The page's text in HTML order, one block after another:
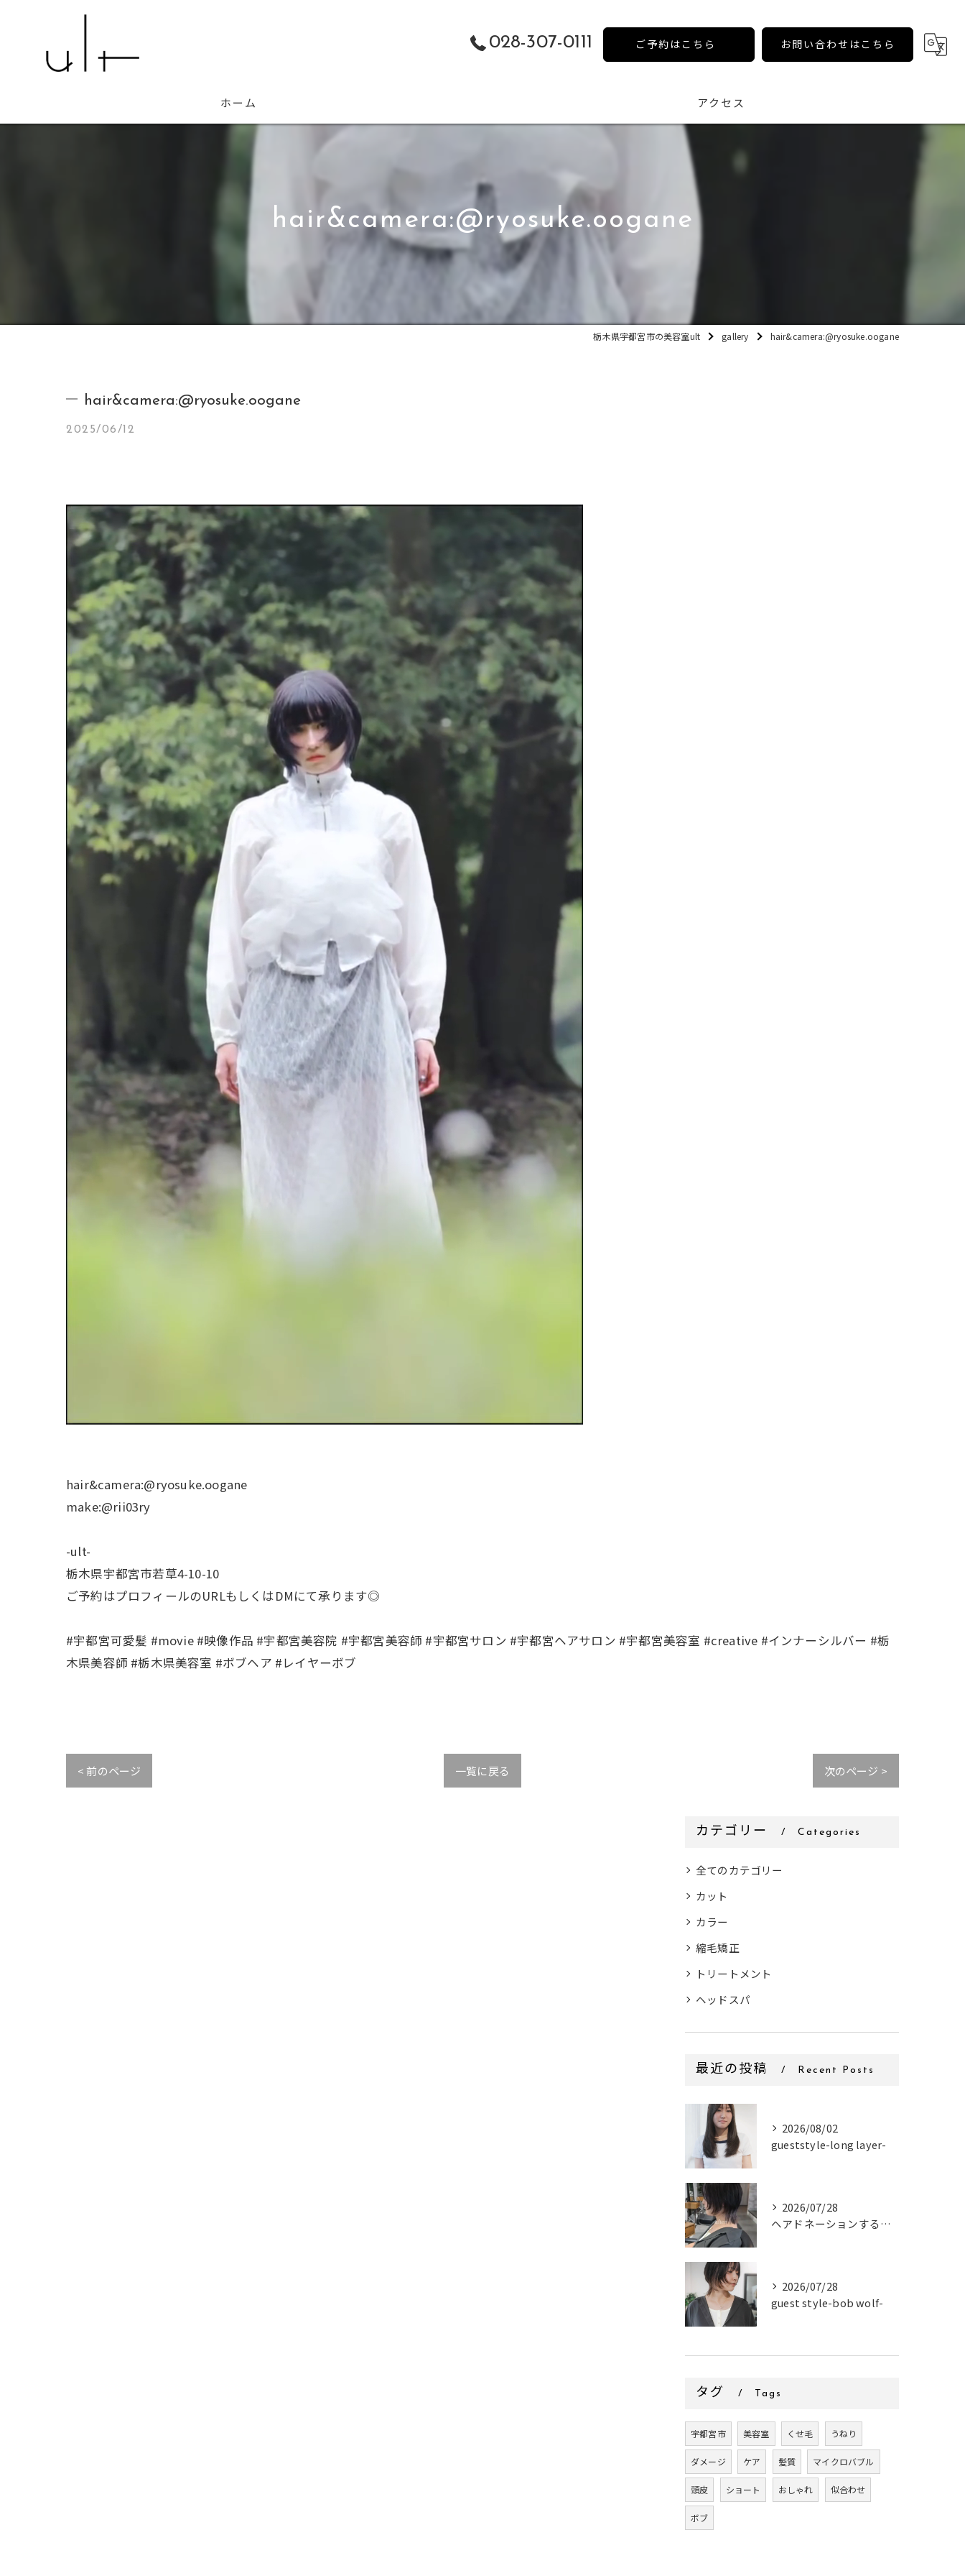
028-307-0111 ご予約はこちら お問い合わせはこちら
ホーム アクセス
hair&camera:@ryosuke.oogane
栃木県宇都宮市の美容室ult gallery hair&camera:@ryosuke.oogane
hair&camera:@ryosuke.oogane
2025/06/12
hair&camera:@ryosuke.oogane
make:@rii03ry
-ult-
栃木県宇都宮市若草4-10-10
ご予約はプロフィールのURLもしくはDMにて承ります◎
#宇都宮可愛髪 #movie #映像作品 #宇都宮美容院 #宇都宮美容師 #宇都宮サロン #宇都宮ヘアサロン #宇都宮美容室 #creative #インナーシルバー #栃
木県美容師 #栃木県美容室 #ボブヘア #レイヤーボブ
< 前のページ 一覧に戻る 次のページ >
カテゴリー Categories
全てのカテゴリー
カット
カラー
縮毛矯正
トリートメント
ヘッドスパ
最近の投稿 Recent Posts
2026/08/02
gueststyle-long layer-
2026/07/28
ヘアドネーションするお客様✂
2026/07/28
guest style-bob wolf-
タグ Tags
宇都宮市 美容室 くせ毛 うねり
ダメージ ケア 髪質 マイクロバブル
頭皮 ショート おしゃれ 似合わせ
ボブ